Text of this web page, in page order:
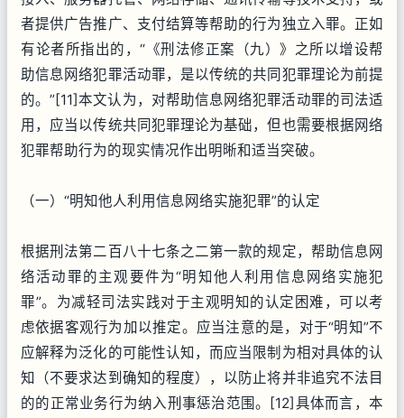
者提供广告推广、支付结算等帮助的行为独立入罪。正如
有论者所指出的，“《刑法修正案（九）》之所以增设帮
助信息网络犯罪活动罪，是以传统的共同犯罪理论为前提
的。”[11]本文认为，对帮助信息网络犯罪活动罪的司法适
用，应当以传统共同犯罪理论为基础，但也需要根据网络
犯罪帮助行为的现实情况作出明晰和适当突破。
（一）“明知他人利用信息网络实施犯罪”的认定
根据刑法第二百八十七条之二第一款的规定，帮助信息网
络活动罪的主观要件为“明知他人利用信息网络实施犯
罪”。为减轻司法实践对于主观明知的认定困难，可以考
虑依据客观行为加以推定。应当注意的是，对于“明知”不
应解释为泛化的可能性认知，而应当限制为相对具体的认
知（不要求达到确知的程度），以防止将并非追究不法目
的的正常业务行为纳入刑事惩治范围。[12]具体而言，本